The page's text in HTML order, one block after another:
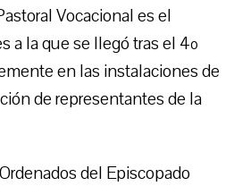
Vocacional es el
a la que se llegó tras el 4º
en las instalaciones de
de representantes de la
del Episcopado